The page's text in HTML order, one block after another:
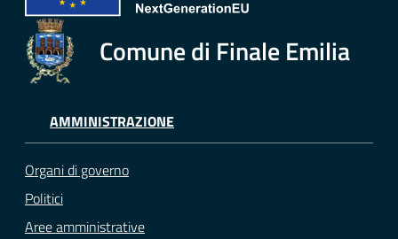
Sportello
Tutti
gli
argomenti...
Comune di Finale Emilia
AMMINISTRAZIONE
Organi di governo
Politici
Aree amministrative